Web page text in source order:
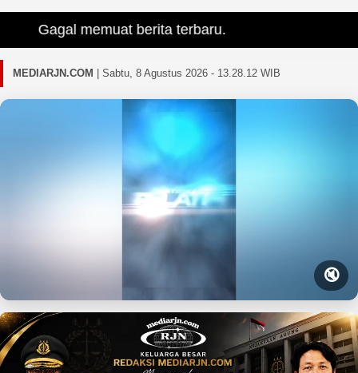
Gagal memuat berita terbaru.
MEDIARJN.COM Sabtu, 8 Agustus 2026 - 13.28.14 WIB
🔇